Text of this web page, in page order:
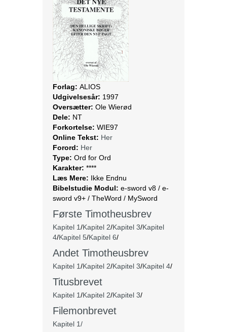
Forlag: ALIOS
Udgivelsesår: 1997
Oversætter: Ole Wierød
Dele: NT
Forkortelse: WIE97
Online Tekst: Her
Forord: Her
Type: Ord for Ord
Karakter: ****
Læs Mere: Ikke Endnu
Bibelstudie Modul: e-sword v8 / e-
sword v9+ / TheWord / MySword
Første Timotheusbrev
Kapitel 1/Kapitel 2/Kapitel 3/Kapitel
4/Kapitel 5/Kapitel 6/
Andet Timotheusbrev
Kapitel 1/Kapitel 2/Kapitel 3/Kapitel 4/
Titusbrevet
Kapitel 1/Kapitel 2/Kapitel 3/
Filemonbrevet
Kapitel 1/